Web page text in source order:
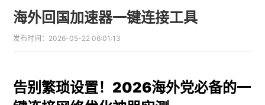
海外回国加速器一键连接工具
发布时间： 2026-05-22 06:01:13
告别繁琐设置！2026海外党必备的一